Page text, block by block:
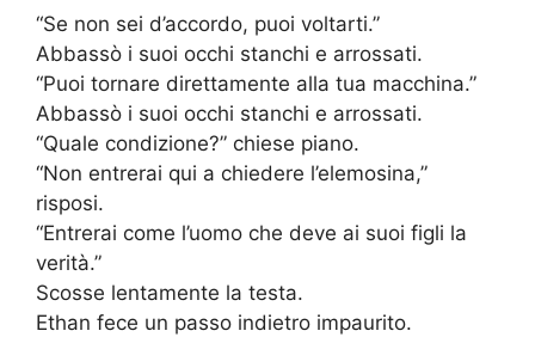
“Se non sei d’accordo, puoi voltarti.”
Abbassò i suoi occhi stanchi e arrossati.
“Puoi tornare direttamente alla tua macchina.”
Abbassò i suoi occhi stanchi e arrossati.
“Quale condizione?” chiese piano.
“Non entrerai qui a chiedere l’elemosina,”
risposi.
“Entrerai come l’uomo che deve ai suoi figli la
verità.”
Scosse lentamente la testa.
Ethan fece un passo indietro impaurito.